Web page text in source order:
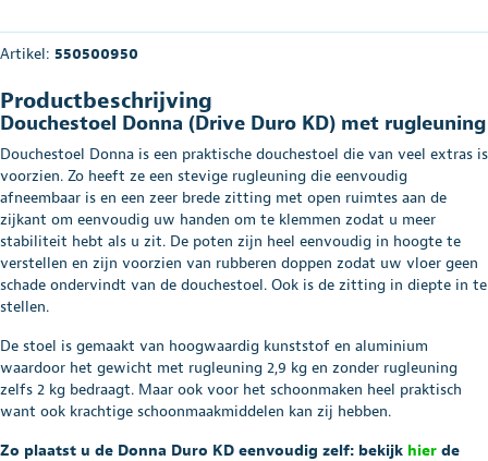
Artikel: 550500950
Productbeschrijving
Douchestoel Donna (Drive Duro KD) met rugleuning
Douchestoel Donna is een praktische douchestoel die van veel extras is
voorzien. Zo heeft ze een stevige rugleuning die eenvoudig
afneembaar is en een zeer brede zitting met open ruimtes aan de
zijkant om eenvoudig uw handen om te klemmen zodat u meer
stabiliteit hebt als u zit. De poten zijn heel eenvoudig in hoogte te
verstellen en zijn voorzien van rubberen doppen zodat uw vloer geen
schade ondervindt van de douchestoel. Ook is de zitting in diepte in te
stellen.
De stoel is gemaakt van hoogwaardig kunststof en aluminium
waardoor het gewicht met rugleuning 2,9 kg en zonder rugleuning
zelfs 2 kg bedraagt. Maar ook voor het schoonmaken heel praktisch
want ook krachtige schoonmaakmiddelen kan zij hebben.
Zo plaatst u de Donna Duro KD eenvoudig zelf: bekijk hier de